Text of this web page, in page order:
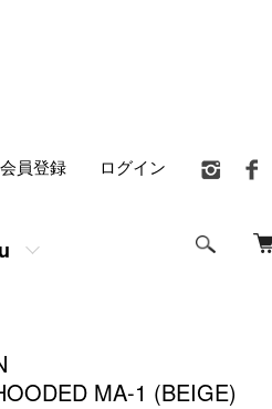
員登録 ログイン
MA-1 (BEIGE)